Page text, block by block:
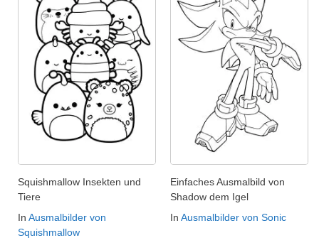
Squishmallow Insekten und
Tiere
In Ausmalbilder von
Squishmallow
Einfaches Ausmalbild von
Shadow dem Igel
In Ausmalbilder von Sonic